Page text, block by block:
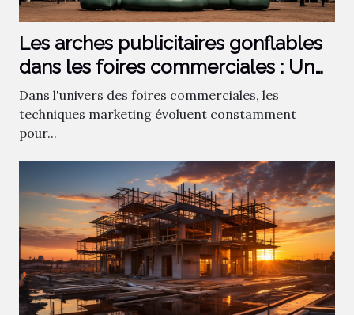
Les arches publicitaires gonflables
dans les foires commerciales : Un
atout ou un désavantage ?
Dans l'univers des foires commerciales, les
techniques marketing évoluent constamment
pour...